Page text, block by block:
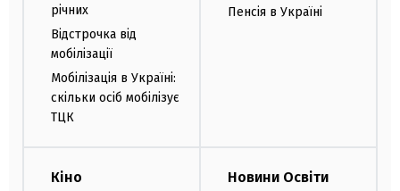
річних
Відстрочка від
мобілізації
Мобілізація в Україні:
скільки осіб мобілізує
ТЦК
Пенсія в Україні
Кіно Новини Освіти